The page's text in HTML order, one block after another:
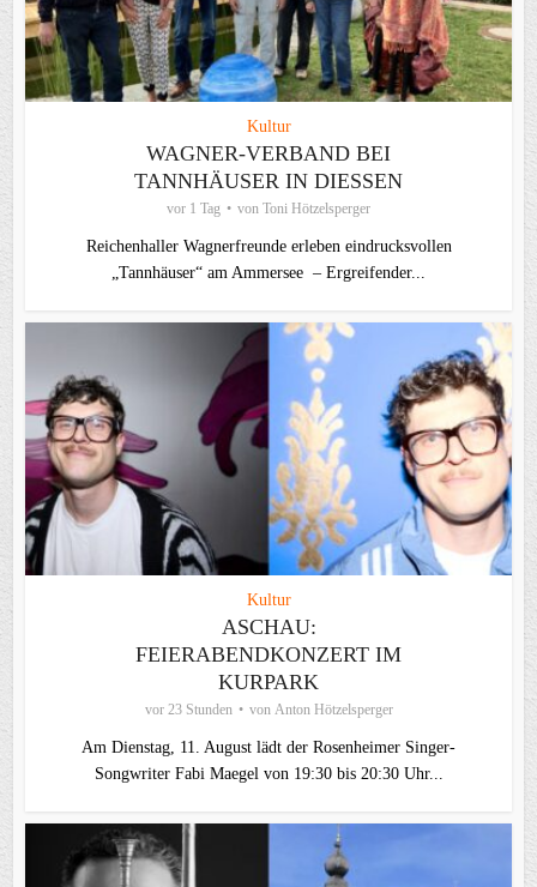
Kultur
WAGNER-VERBAND BEI
TANNHÄUSER IN DIESSEN
vor 1 Tag von Toni Hötzelsperger
Reichenhaller Wagnerfreunde erleben eindrucksvollen
„Tannhäuser“ am Ammersee – Ergreifender...
Kultur
ASCHAU:
FEIERABENDKONZERT IM
KURPARK
vor 23 Stunden von Anton Hötzelsperger
Am Dienstag, 11. August lädt der Rosenheimer Singer-
Songwriter Fabi Maegel von 19:30 bis 20:30 Uhr...